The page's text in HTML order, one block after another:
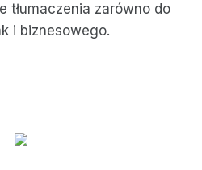
tłumaczenia zarówno do
i biznesowego.